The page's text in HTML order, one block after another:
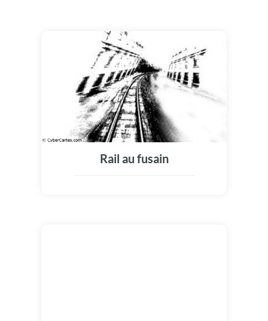
Rail au fusain